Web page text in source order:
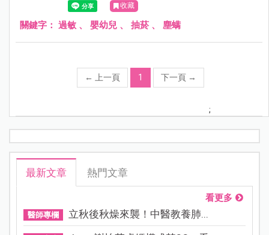
收藏
關鍵字： 過敏 、 嬰幼兒 、 抽菸 、 塵螨
← 上一頁 1 下一頁 →
;
最新文章 熱門文章
看更多
醫師專欄 立秋後秋燥來襲！中醫教養肺...